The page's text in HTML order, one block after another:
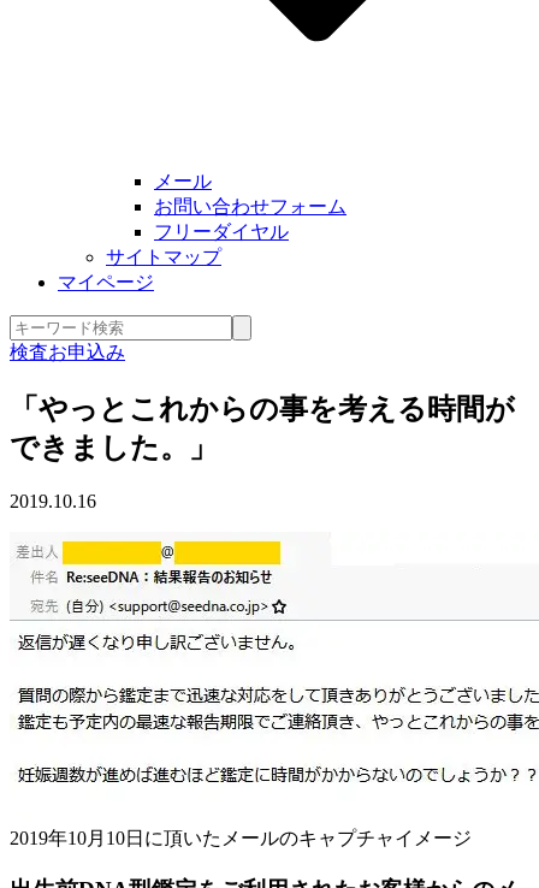
メール
お問い合わせフォーム
フリーダイヤル
サイトマップ
マイページ
検査お申込み
「やっとこれからの事を考える時間が
できました。」
2019.10.16
2019年10月10日に頂いたメールのキャプチャイメージ